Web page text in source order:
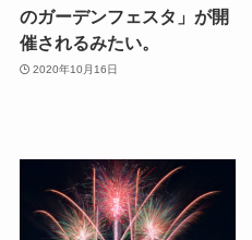
のガーデンフェスタ」が開
催されるみたい。
2020年10月16日